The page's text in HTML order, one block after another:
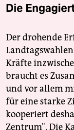
Die
Der drohende
Kräfte
braucht es
und vor allem
für eine starke
kooperiert
Zentrum". Die